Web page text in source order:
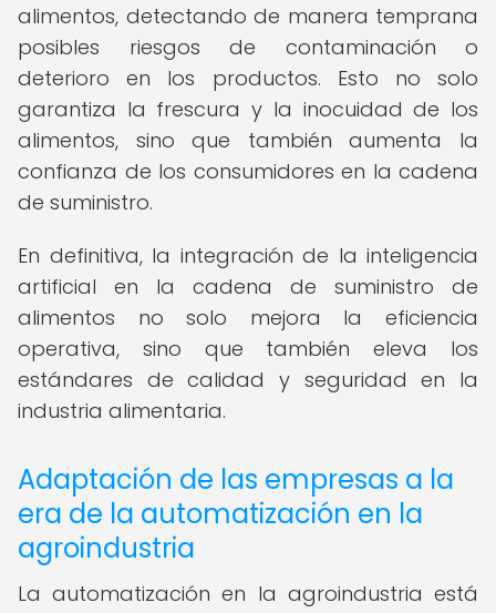
alimentos, detectando de manera temprana
posibles riesgos de contaminación o
deterioro en los productos. Esto no solo
garantiza la frescura y la inocuidad de los
alimentos, sino que también aumenta la
confianza de los consumidores en la cadena
de suministro.
En definitiva, la integración de la inteligencia
artificial en la cadena de suministro de
alimentos no solo mejora la eficiencia
operativa, sino que también eleva los
estándares de calidad y seguridad en la
industria alimentaria.
Adaptación de las empresas a la
era de la automatización en la
agroindustria
La automatización en la agroindustria está